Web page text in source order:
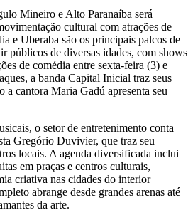
Mineiro e Alto Paranaíba será
cultural com atrações de
e Uberaba são os principais palcos de
públicos de diversas idades, com shows
de comédia entre sexta-feira (3) e
a banda Capital Inicial traz seus
a cantora Maria Gadú apresenta seu
o setor de entretenimento conta
Gregório Duvivier, que traz seu
locais. A agenda diversificada inclui
em praças e centros culturais,
criativa nas cidades do interior
abrange desde grandes arenas até
da arte.